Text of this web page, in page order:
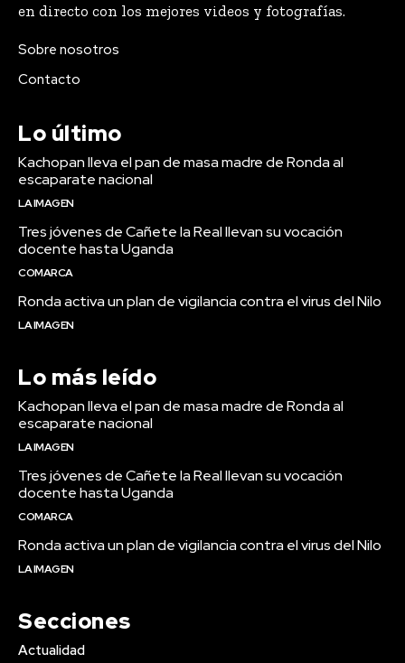
en directo con los mejores videos y fotografías.
Sobre nosotros
Contacto
Lo último
Kachopan lleva el pan de masa madre de Ronda al
escaparate nacional
LA IMAGEN
Tres jóvenes de Cañete la Real llevan su vocación
docente hasta Uganda
COMARCA
Ronda activa un plan de vigilancia contra el virus del Nilo
LA IMAGEN
Lo más leído
Kachopan lleva el pan de masa madre de Ronda al
escaparate nacional
LA IMAGEN
Tres jóvenes de Cañete la Real llevan su vocación
docente hasta Uganda
COMARCA
Ronda activa un plan de vigilancia contra el virus del Nilo
LA IMAGEN
Secciones
Actualidad